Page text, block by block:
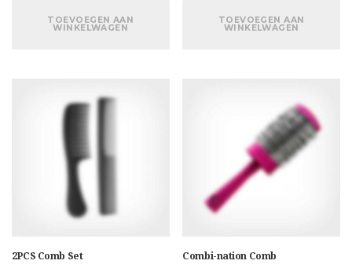
TOEVOEGEN AAN
WINKELWAGEN
TOEVOEGEN AAN
WINKELWAGEN
2PCS Comb Set Combi-nation Comb